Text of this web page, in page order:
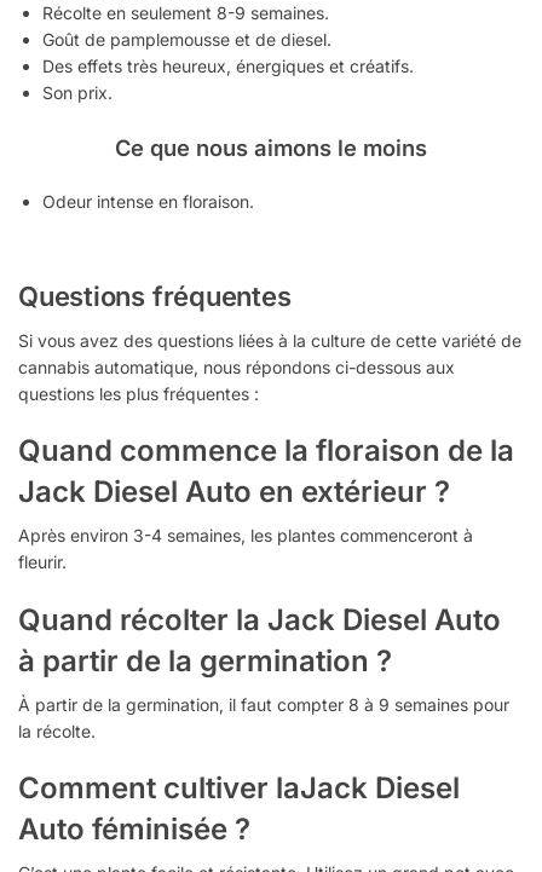
Récolte en seulement 8-9 semaines.
Goût de pamplemousse et de diesel.
Des effets très heureux, énergiques et créatifs.
Son prix.
Ce que nous aimons le moins
Odeur intense en floraison.
Questions fréquentes
Si vous avez des questions liées à la culture de cette variété de
cannabis automatique, nous répondons ci-dessous aux
questions les plus fréquentes :
Quand commence la floraison de la
Jack Diesel Auto en extérieur ?
Après environ 3-4 semaines, les plantes commenceront à
fleurir.
Quand récolter la Jack Diesel Auto
à partir de la germination ?
À partir de la germination, il faut compter 8 à 9 semaines pour
la récolte.
Comment cultiver laJack Diesel
Auto féminisée ?